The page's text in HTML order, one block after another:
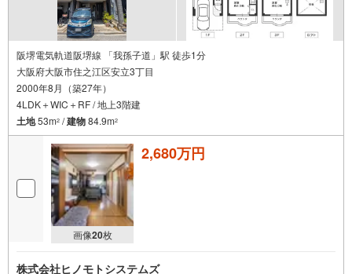
阪堺電気軌道阪堺線 「我孫子道」駅 徒歩1分
大阪府大阪市住之江区安立3丁目
2000年8月（築27年）
4LDK＋WIC＋RF / 地上3階建
土地53m2 /建物84.9m2
画像20枚
2,680万円
株式会社ヒノモトシステムズ